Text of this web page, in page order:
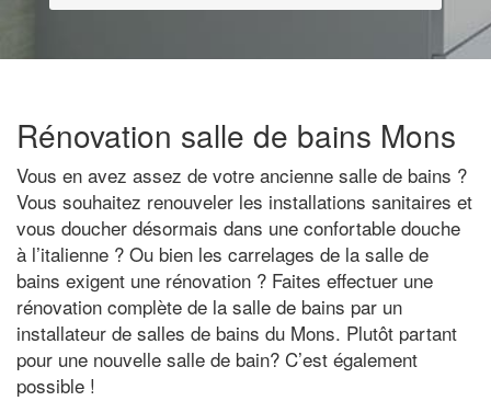
Rénovation salle de bains Mons
Vous en avez assez de votre ancienne salle de bains ?
Vous souhaitez renouveler les installations sanitaires et
vous doucher désormais dans une confortable douche
à l’italienne ? Ou bien les carrelages de la salle de
bains exigent une rénovation ? Faites effectuer une
rénovation complète de la salle de bains par un
installateur de salles de bains du Mons. Plutôt partant
pour une nouvelle salle de bain? C’est également
possible !